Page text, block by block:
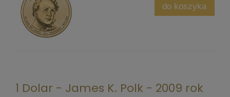
do koszyka
1 Dolar - James K. Polk - 2009 rok